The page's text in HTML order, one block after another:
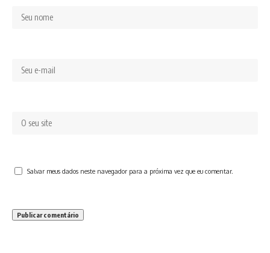
Salvar meus dados neste navegador para a próxima vez que eu comentar.